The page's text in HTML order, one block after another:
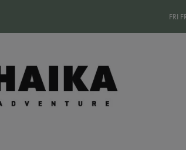
FRI